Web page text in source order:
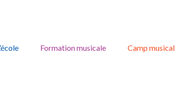
Formation musicale Camp musical